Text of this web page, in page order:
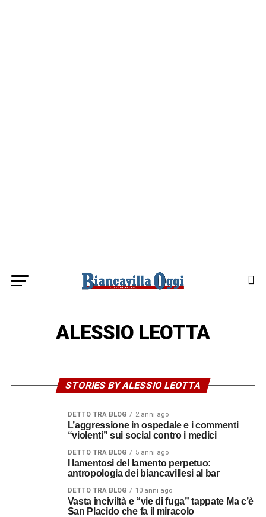
ALESSIO LEOTTA
STORIES BY ALESSIO LEOTTA
DETTO TRA BLOG 2 anni ago
L’aggressione in ospedale e i commenti
“violenti” sui social contro i medici
DETTO TRA BLOG 5 anni ago
I lamentosi del lamento perpetuo:
antropologia dei biancavillesi al bar
DETTO TRA BLOG 10 anni ago
Vasta inciviltà e “vie di fuga” tappate Ma c’è
San Placido che fa il miracolo